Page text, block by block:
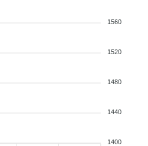
1560
1520
1480
1440
1400